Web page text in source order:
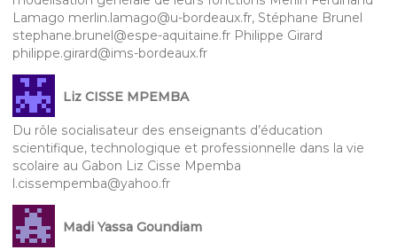
Lamago merlin.lamago@u-bordeaux.fr, Stéphane Brunel
stephane.brunel@espe-aquitaine.fr Philippe Girard
philippe.girard@ims-bordeaux.fr
Liz CISSE MPEMBA
Du rôle socialisateur des enseignants d’éducation
scientifique, technologique et professionnelle dans la vie
scolaire au Gabon Liz Cisse Mpemba
l.cissempemba@yahoo.fr
Madi Yassa Goundiam